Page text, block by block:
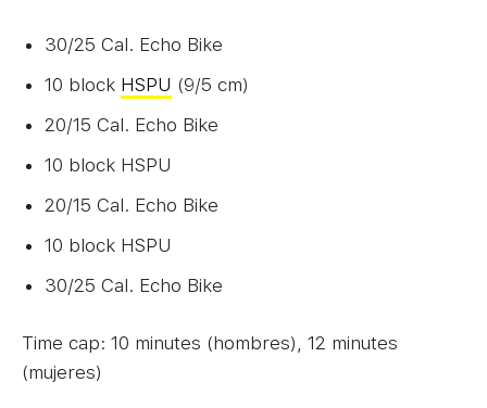
30/25 Cal. Echo Bike
10 block HSPU (9/5 cm)
20/15 Cal. Echo Bike
10 block HSPU
20/15 Cal. Echo Bike
10 block HSPU
30/25 Cal. Echo Bike
Time cap: 10 minutes (hombres), 12 minutes
(mujeres)